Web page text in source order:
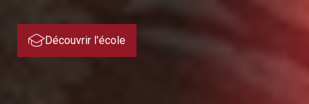
Découvrir l'école